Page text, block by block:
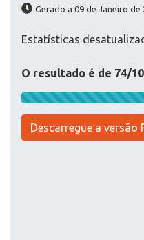
Gerado a 09 de Janeiro de
Estatísticas
O resultado é de 74/
Descarregue a versão